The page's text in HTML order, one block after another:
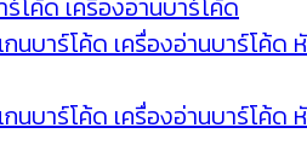
โค้ด เครื่องอ่านบาร์โค้ด
นบาร์โค้ด เครื่องอ่านบาร์โค้ด
นบาร์โค้ด เครื่องอ่านบาร์โค้ด